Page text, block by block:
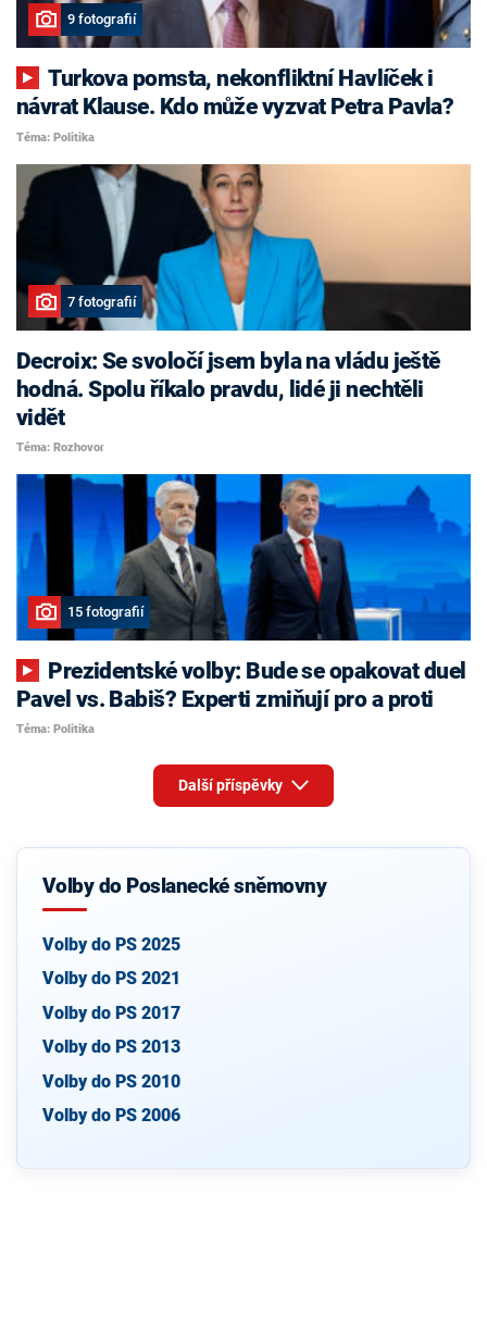
9 fotografií
Turkova pomsta, nekonfliktní Havlíček i
návrat Klause. Kdo může vyzvat Petra Pavla?
Téma: Politika
7 fotografií
Decroix: Se svoločí jsem byla na vládu ještě
hodná. Spolu říkalo pravdu, lidé ji nechtěli
vidět
Téma: Rozhovor
15 fotografií
Pavel vs. Babiš? Experti zmiňují pro a proti
Téma: Politika
Další příspěvky
Volby do Poslanecké sněmovny
Volby do PS 2025
Volby do PS 2021
Volby do PS 2017
Volby do PS 2013
Volby do PS 2010
Volby do PS 2006